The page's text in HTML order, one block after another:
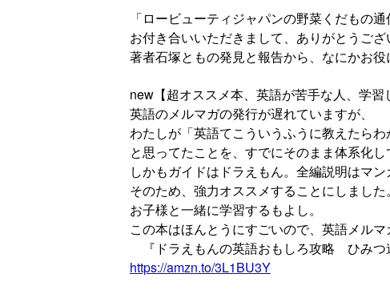
「ロービューティジャパンの野菜くだもの
お付き合いいただきまして、ありがとうござ
著者石塚ともの発見と報告から、なにかお役
new【超オススメ本、英語が苦手な人、学習
英語のメルマガの発行が遅れていますが、
わたしが「英語てこういうふうに教えたらわ
と思ってたことを、すでにそのまま体系化し
しかもガイドはドラえもん。全編説明はマン
そのため、強力オススメすることにしました。
お子様と一緒に学習するもよし。
この本はほんとうにすごいので、英語メルマ
『ドラえもんの英語おもしろ攻略 ひみつ
https://amzn.to/3L1BU3Y